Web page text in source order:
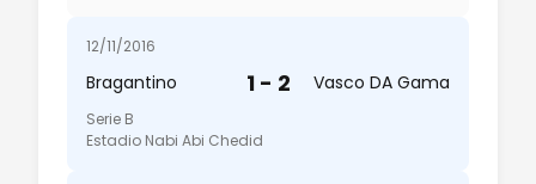
12/11/2016
Bragantino 1 - 2 Vasco DA Gama
Serie B
Estadio Nabi Abi Chedid